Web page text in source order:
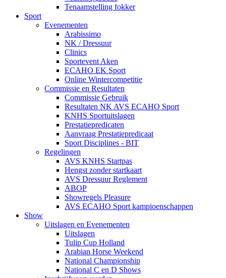
Tenaamstelling fokker
Sport
Evenementen
Arabissimo
NK / Dressuur
Clinics
Sportevent Aken
ECAHO EK Sport
Online Wintercompetitie
Commissie en Resultaten
Commissie Gebruik
Resultaten NK AVS ECAHO Sport
KNHS Sportuitslagen
Prestatiepredicaten
Aanvraag Prestatiepredicaat
Sport Disciplines - BIT
Regelingen
AVS KNHS Startpas
Hengst zonder startkaart
AVS Dressuur Reglement
ABOP
Showregels Pleasure
AVS ECAHO Sport kampioenschappen
Show
Uitslagen en Evenementen
Uitslagen
Tulip Cup Holland
Arabian Horse Weekend
National Championship
National C en D Shows